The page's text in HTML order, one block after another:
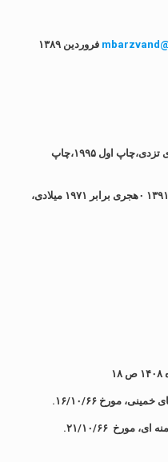
۱- حکمت و حکومت، دکتر مهدی حائری تزدی،چاپ اول ۱۹۹۵،چاپ
۲- حکومت اسلامی، آیت الله خمینی،۱۳۹۱ ۰هجری برابر ۱۹۷۱ میلادی،
خمینى، مورخ ۱۶/۱۰/۶۶ .
ای، مورخ /۱۰/۶۶ .